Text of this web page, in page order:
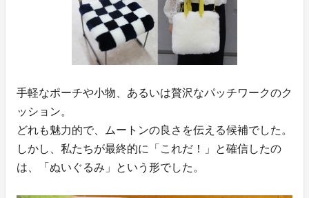
手軽なポーチや小物、あるいは贅沢なパッチワークのク
ッション。
どれも魅力的で、ムートンの良さを伝える候補でした。
しかし、私たちが最終的に「これだ！」と確信したの
は、「ぬいぐるみ」という形でした。